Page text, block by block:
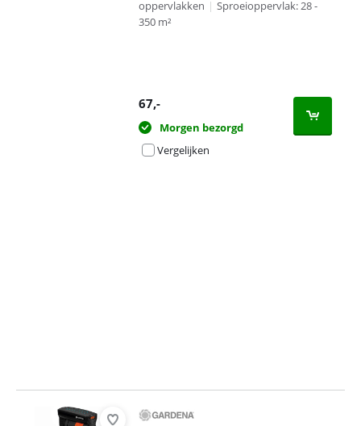
oppervlakken | Sproeioppervlak: 28 -
350 m²
67,-
Morgen bezorgd
Vergelijken